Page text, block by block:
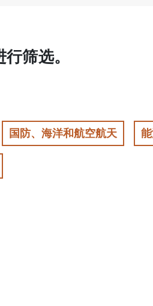
行筛选。
国防、海洋和航空航天